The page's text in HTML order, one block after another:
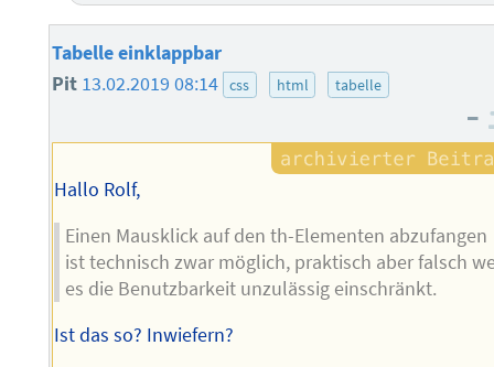
Tabelle einklappbar
Pit 13.02.2019 08:14 css html tabelle
–
Hallo Rolf,
Einen Mausklick auf den th-Elementen abzufangen
ist technisch zwar möglich, praktisch aber falsch
es die Benutzbarkeit unzulässig einschränkt.
Ist das so? Inwiefern?